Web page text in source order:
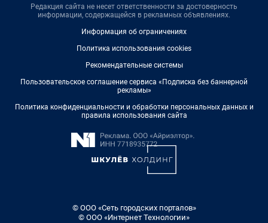
Редакция сайта не несет ответственности за достоверность
информации, содержащейся в рекламных объявлениях.
Информация об ограничениях
Политика использования cookies
Рекомендательные системы
Пользовательское соглашение сервиса «Подписка без баннерной
рекламы»
Политика конфиденциальности и обработки персональных данных и
правила использования сайта
© ООО «Сеть городских порталов»
© ООО «Интернет Технологии»